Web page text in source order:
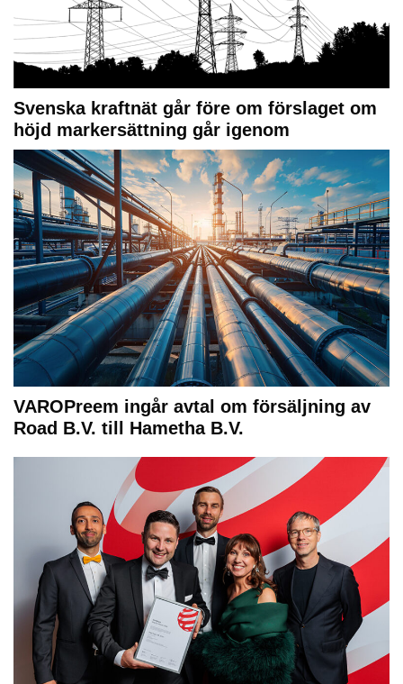
Svenska kraftnät går före om förslaget om
höjd markersättning går igenom
VAROPreem ingår avtal om försäljning av
Road B.V. till Hametha B.V.